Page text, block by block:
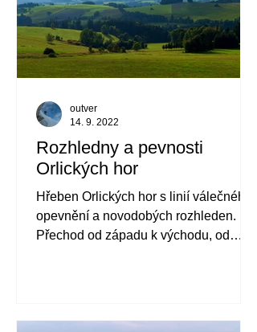
Rozhledny a pevnosti
Orlických hor
Hřeben Orlických hor s linií válečného
opevnění a novodobých rozhleden.
Přechod od západu k východu, od
outver
14. 9. 2022